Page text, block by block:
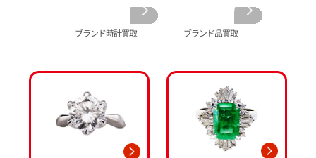
大判･小判 買取
ホワイトゴールド 買取
金コンビ 買取
プラチナ 買取
プラチナインゴット 買取
グッチ 買取
買取可能な商品をもっと見る
タグ・ホイヤー 買取
買取
ブライトリング
買取
ヴァシュロン・コンスタンタン 買取
ブランド時計買取 ブランド品買取